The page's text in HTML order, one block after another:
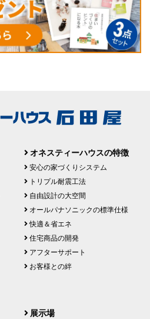
オネスティーハウスの特徴
安心の家づくりシステム
トリプル耐震工法
自由設計の大空間
オールパナソニックの標準仕様
快適＆省エネ
住宅商品の開発
アフターサポート
お客様との絆
展示場